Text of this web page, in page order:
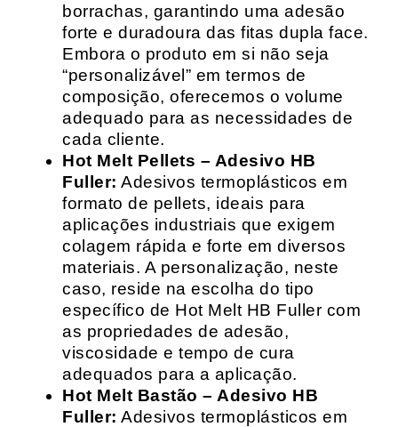
borrachas, garantindo uma adesão
forte e duradoura das fitas dupla face.
Embora o produto em si não seja
“personalizável” em termos de
composição, oferecemos o volume
adequado para as necessidades de
cada cliente.
Hot Melt Pellets – Adesivo HB
Fuller: Adesivos termoplásticos em
formato de pellets, ideais para
aplicações industriais que exigem
colagem rápida e forte em diversos
materiais. A personalização, neste
caso, reside na escolha do tipo
específico de Hot Melt HB Fuller com
as propriedades de adesão,
viscosidade e tempo de cura
adequados para a aplicação.
Hot Melt Bastão – Adesivo HB
Fuller: Adesivos termoplásticos em